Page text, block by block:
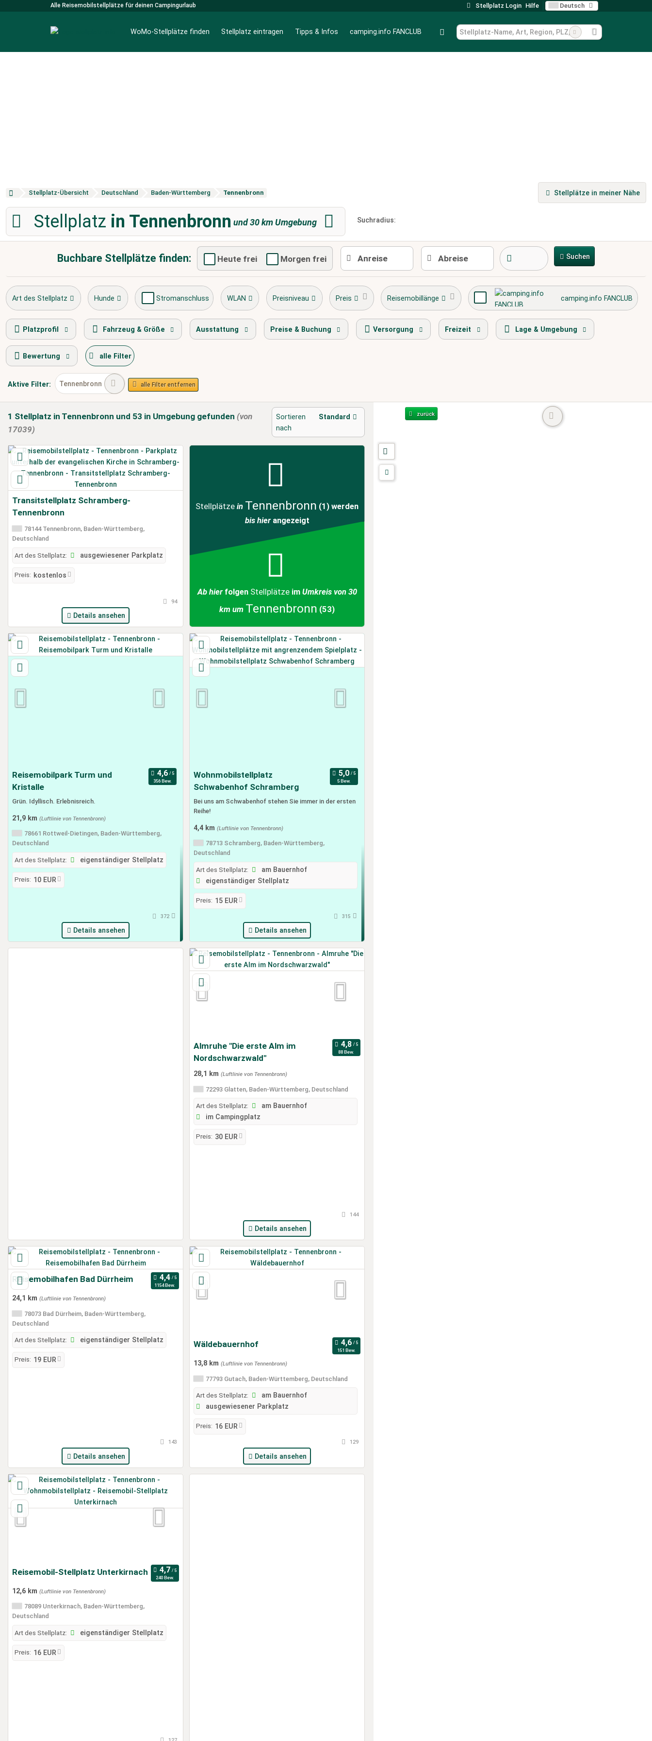
Alle Reisemobilstellplätze für deinen Campingurlaub Stellplatz Login Hilfe Deutsch
WoMo-Stellplätze finden Stellplatz eintragen Tipps & Infos camping.info FANCLUB
Stellplatz-Übersicht Deutschland Baden-Württemberg Tennenbronn Stellplätze in meiner Nähe
Stellplatz in Tennenbronn und30km Umgebung Suchradius:
Buchbare Stellplätze finden: Heute frei Morgen frei Suchen
Art des Stellplatz Hunde Stromanschluss WLAN Preisniveau Preis Reisemobillänge camping.info FANCLUB
Frischwasserversorgung Entsorgung Toilettenkassette stellplatz.info Award Gewinner Radweg Spielplatz Ortszentrum
Wohnwagen erlaubt Wintercamping
Platzprofil Fahrzeug & Größe Ausstattung Preise & Buchung Versorgung Freizeit Lage & Umgebung
Bewertung alle Filter
Aktive Filter: Tennenbronn alle Filter entfernen
1 Stellplatz in Tennenbronn und 53 in Umgebung gefunden (von
17039)
Sortieren
nach
Standard
Transitstellplatz Schramberg-
Tennenbronn
78144 Tennenbronn, Baden-Württemberg,
Deutschland
Art des Stellplatz: ausgewiesener Parkplatz
Preis: kostenlos
94
Details ansehen
Stellplätze in Tennenbronn (1) werden
bis hierangezeigt
Ab hier folgen Stellplätzeim Umkreis von 30
km um Tennenbronn (53)
Reisemobilpark Turm und
Kristalle
356 Bew.
Grün. Idyllisch. Erlebnisreich.
21,9 km (Luftlinie von Tennenbronn)
78661 Rottweil-Dietingen, Baden-Württemberg,
Deutschland
Art des Stellplatz: eigenständiger Stellplatz
Preis: 10 EUR
372
Details ansehen
Wohnmobilstellplatz
Schwabenhof Schramberg
5 Bew.
Bei uns am Schwabenhof stehen Sie immer in der ersten
Reihe!
4,4 km (Luftlinie von Tennenbronn)
78713 Schramberg, Baden-Württemberg,
Deutschland
Art des Stellplatz:
am Bauernhof
eigenständiger Stellplatz
Preis: 15 EUR
315
Details ansehen
Almruhe "Die erste Alm im
Nordschwarzwald"
88 Bew.
28,1 km (Luftlinie von Tennenbronn)
72293 Glatten, Baden-Württemberg, Deutschland
Art des Stellplatz:
am Bauernhof
im Campingplatz
Preis: 30 EUR
144
Details ansehen
Reisemobilhafen Bad Dürrheim
1154 Bew.
24,1 km (Luftlinie von Tennenbronn)
78073 Bad Dürrheim, Baden-Württemberg,
Deutschland
Art des Stellplatz: eigenständiger Stellplatz
Preis: 19 EUR
143
Details ansehen
Wäldebauernhof
151 Bew.
13,8 km (Luftlinie von Tennenbronn)
77793 Gutach, Baden-Württemberg, Deutschland
Art des Stellplatz:
am Bauernhof
ausgewiesener Parkplatz
Preis: 16 EUR
129
Details ansehen
Reisemobil-Stellplatz Unterkirnach
240 Bew.
12,6 km (Luftlinie von Tennenbronn)
78089 Unterkirnach, Baden-Württemberg,
Deutschland
Art des Stellplatz: eigenständiger Stellplatz
Preis: 16 EUR
zurück